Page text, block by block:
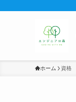
ホーム 資格